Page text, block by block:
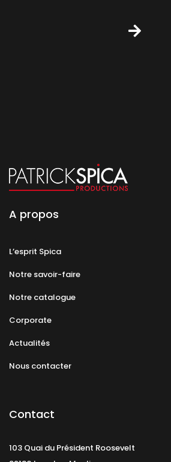
A propos
L’esprit Spica
Notre savoir-faire
Notre catalogue
Corporate
Actualités
Nous contacter
Contact
103 Quai du Président Roosevelt